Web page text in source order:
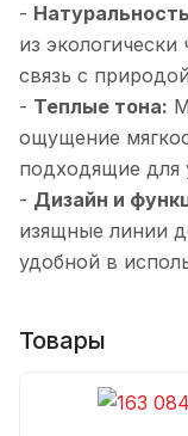
-
из
связь с
- Теплые тона:
ощущение
подходящие
- Дизайн и
изящные линии
удобной в
Товары